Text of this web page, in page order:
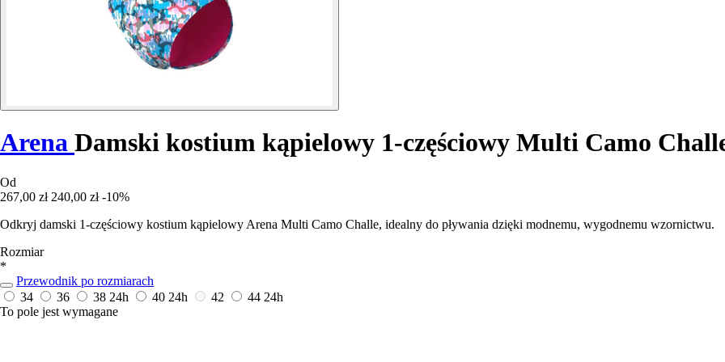
Arena Damski kostium kąpielowy 1-częściowy Multi Camo
Od
267,00 zł 240,00 zł -10%
Odkryj damski 1-częściowy kostium kąpielowy Arena Multi Camo Challe, idealny do pływania dzięki modnemu, wygodnemu wzornictwu.
Rozmiar
*
Przewodnik po rozmiarach
34
36 38 24h 40 24h 42 44 24h
To pole jest wymagane